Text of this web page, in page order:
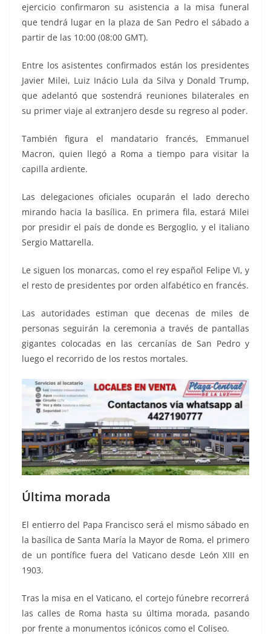
ejercicio confirmaron su asistencia a la misa funeral
que tendrá lugar en la plaza de San Pedro el sábado a
partir de las 10:00 (08:00 GMT).
Entre los asistentes confirmados están los presidentes
Javier Milei, Luiz Inácio Lula da Silva y Donald Trump,
que adelantó que sostendrá reuniones bilaterales en
su primer viaje al extranjero desde su regreso al poder.
También figura el mandatario francés, Emmanuel
Macron, quien llegó a Roma a tiempo para visitar la
capilla ardiente.
Las delegaciones oficiales ocuparán el lado derecho
mirando hacia la basílica. En primera fila, estará Milei
por presidir el país de donde es Bergoglio, y el italiano
Sergio Mattarella.
Le siguen los monarcas, como el rey español Felipe VI, y
el resto de presidentes por orden alfabético en francés.
Las autoridades estiman que decenas de miles de
personas seguirán la ceremonia a través de pantallas
gigantes colocadas en las cercanías de San Pedro y
luego el recorrido de los restos mortales.
Última morada
El entierro del Papa Francisco será el mismo sábado en
la basílica de Santa María la Mayor de Roma, el primero
de un pontífice fuera del Vaticano desde León XIII en
1903.
Tras la misa en el Vaticano, el cortejo fúnebre recorrerá
las calles de Roma hasta su última morada, pasando
por frente a monumentos icónicos como el Coliseo.